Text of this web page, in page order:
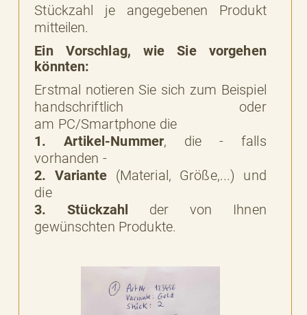
Stückzahl je angegebenen Produkt
mitteilen.
Ein Vorschlag, wie Sie vorgehen
könnten:
Erstmal notieren Sie sich zum Beispiel
handschriftlich oder
am PC/Smartphone die
1. Artikel-Nummer, die - falls
vorhanden -
2. Variante (Material, Größe,...) und
die
3. Stückzahl der von Ihnen
gewünschten Produkte.